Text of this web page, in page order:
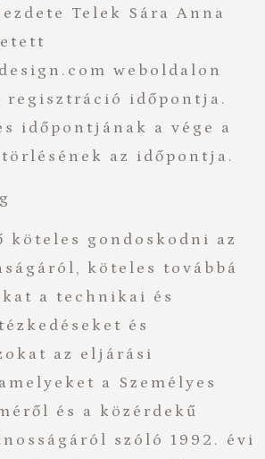
Telek Sára Anna
weboldalon
regisztráció időpontja.
időpontjának a vége a
az időpontja.
köteles gondoskodni az
köteles továbbá
a technikai és
és
az eljárási
a Személyes
és a közérdekű
szóló 1992. évi